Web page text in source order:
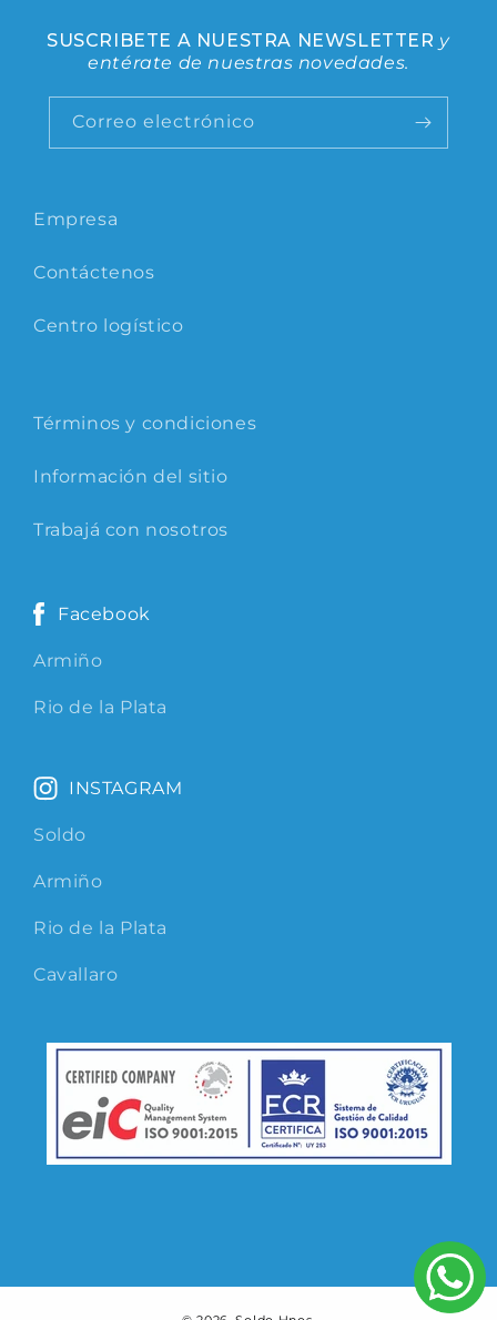
Empresa
Contáctenos
Centro logístico
Términos y condiciones
Información del sitio
Trabajá con nosotros
Facebook
Armiño
Rio de la Plata
INSTAGRAM
Soldo
Armiño
Rio de la Plata
Cavallaro
SUSCRIBETE A NUESTRA NEWSLETTER y
entérate de nuestras novedades.
Correo electrónico